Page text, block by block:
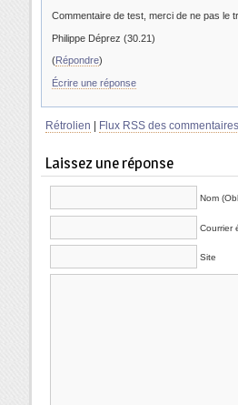
Commentaire de test, merci de ne pas le
Philippe Déprez (30.21)
(Répondre)
Écrire une réponse
Rétrolien Flux RSS des commentaires
Laissez une réponse
Nom
Courrier
Site